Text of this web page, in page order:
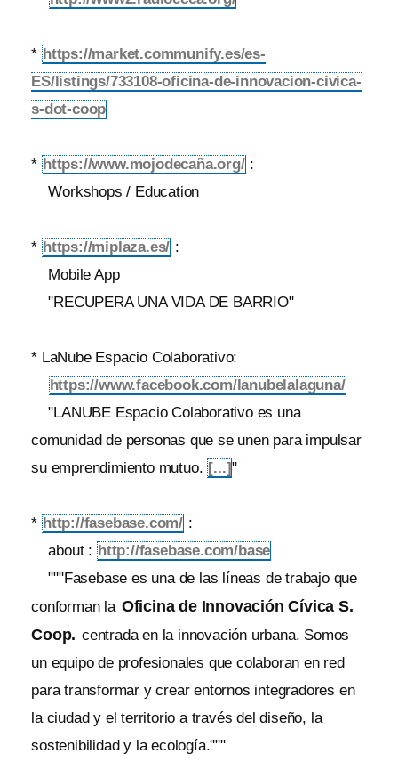
* https://market.communify.es/es-
ES/listings/733108-oficina-de-innovacion-civica-
s-dot-coop
* https://www.mojodecaña.org/ :
Workshops / Education
* https://miplaza.es/ :
Mobile App
"RECUPERA UNA VIDA DE BARRIO"
* LaNube Espacio Colaborativo:
https://www.facebook.com/lanubelalaguna/
"LANUBE Espacio Colaborativo es una
comunidad de personas que se unen para impulsar
su emprendimiento mutuo.[...]"
* http://fasebase.com/ :
about : http://fasebase.com/base
"""Fasebase es una de las líneas de trabajo que
conforman la Oficina de Innovación Cívica S.
Coop. centrada en la innovación urbana. Somos
un equipo de profesionales que colaboran en red
para transformar y crear entornos integradores en
la ciudad y el territorio a través del diseño, la
sostenibilidad y la ecología."""